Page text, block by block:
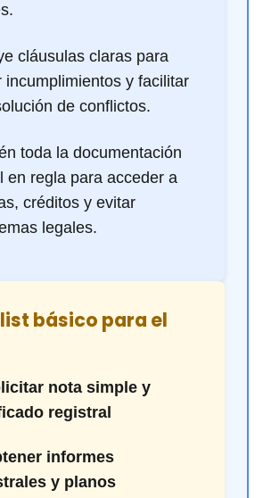
cláusulas claras para
incumplimientos y facilitar
de conflictos.
toda la documentación
en regla para acceder a
créditos y evitar
legales.
básico para el
nota simple y
registral
informes
y planos